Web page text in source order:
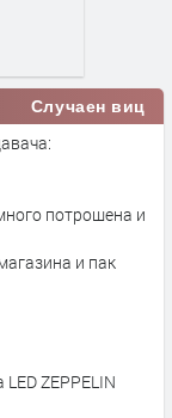
Случаен виц
потрошена и
и пак
ZEPPELIN